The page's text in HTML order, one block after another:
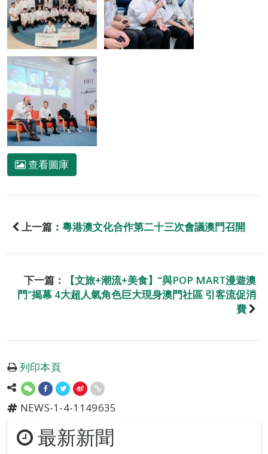
查看圖庫
上一篇： 粵港澳文化合作第二十三次會議澳門召開
下一篇：
【文旅+潮流+美食】“與POP MART漫遊澳
門”揭幕 4大超人氣角色巨大現身澳門社區 引客流促消
費
列印本頁
NEWS-1-4-1149635
最新新聞